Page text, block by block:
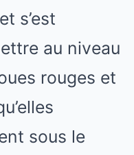
s’est
au niveau
rouges et
sous le